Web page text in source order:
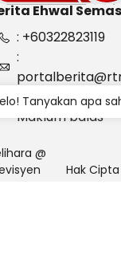
Ehwal
: +60322823119
:
: Aduan &
Maklum balas
@
Hak Cipta
Tanyakan apa